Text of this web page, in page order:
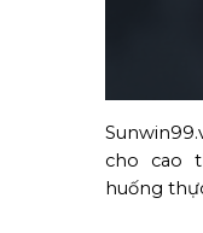
cho cao
huống